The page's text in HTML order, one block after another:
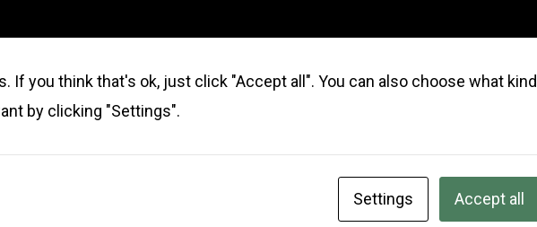
If you think that's ok, just click "Accept all". You can also choose what kind
by clicking "Settings".
Settings Accept all